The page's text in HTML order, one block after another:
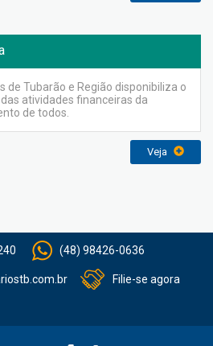
de Tubarão e Região disponibiliza o
atividades financeiras da
de todos.
Veja
(48) 98426-0636
Filie-se agora